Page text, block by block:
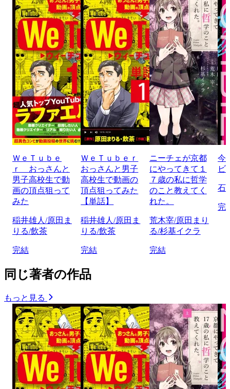
ＷｅＴｕｂｅ
ｒ おっさんと
男子高校生で動
画の頂点狙って
みた
稲井雄人/原田ま
りる/飲茶
完結
ＷｅＴｕｂｅｒ
おっさんと男子
高校生で動画の
頂点狙ってみた
【単話】
稲井雄人/原田ま
りる/飲茶
完結
ニーチェが京都
にやってきて１
７歳の私に哲学
のこと教えてく
れた。
荒木宰/原田まり
る/杉基イクラ
完結
今
ビ
石
完
同じ著者の作品
もっと見る